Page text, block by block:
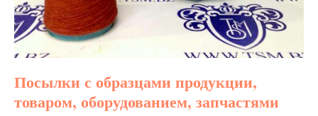
Посылки с образцами продукции,
товаром, оборудованием, запчастями